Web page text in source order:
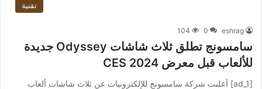
تقنية
eshrag
0
104
سامسونج تطلق ثلاث شاشات Odyssey جديدة
للألعاب قبل معرض CES 2024
[ad_1] أعلنت شركة سامسونج للإلكترونيات عن ثلاث شاشات ألعاب